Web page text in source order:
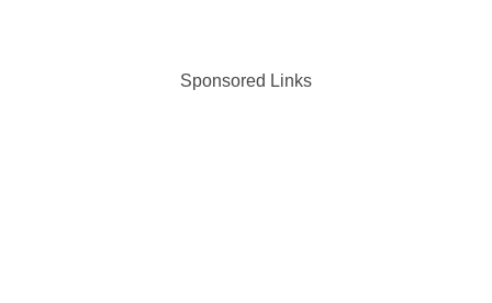
Sponsored Links